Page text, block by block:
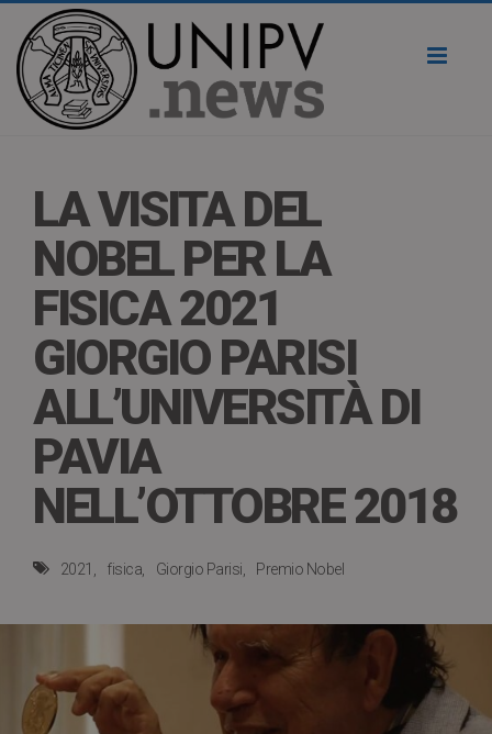
LA VISITA DEL
NOBEL PER LA
FISICA 2021
GIORGIO PARISI
ALL’UNIVERSITÀ DI
PAVIA
NELL’OTTOBRE 2018
2021 fisica Giorgio Parisi Premio Nobel